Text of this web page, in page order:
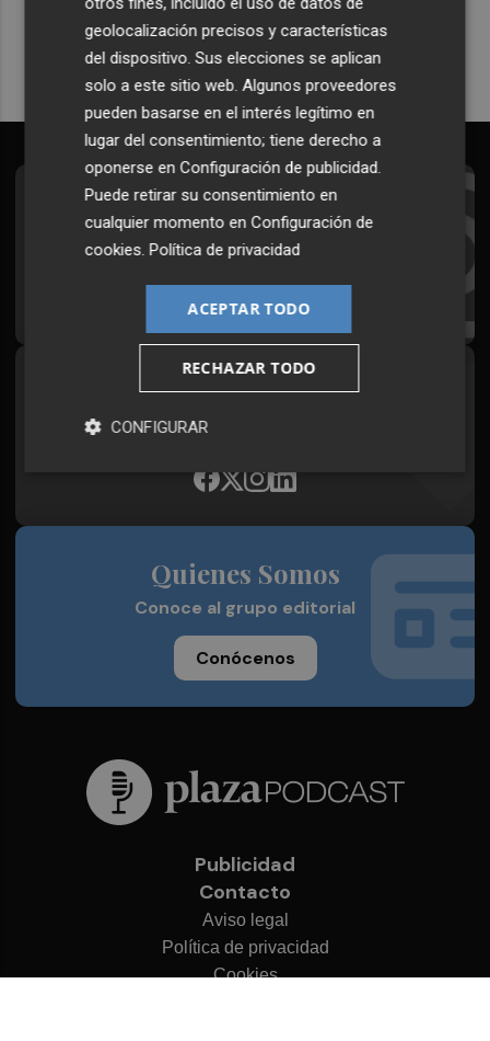
Quiero suscribirme
Suscríbete al Boletín
Todos los días a primera hora en tu email
Síguenos en redes
Plaza Podcast, desde cualquier medio
Quienes Somos
Conoce al grupo editorial
Conócenos
Publicidad
Contacto
Aviso legal
Política de privacidad
Cookies
geolocalización precisos y características
del dispositivo. Sus elecciones se aplican
solo a este sitio web. Algunos proveedores
pueden basarse en el interés legítimo en
lugar del consentimiento; tiene derecho a
oponerse enConfiguración de publicidad.
Puede retirar su consentimiento en
cualquier momento enConfiguración de
cookies.Política de privacidad
ACEPTAR TODO
RECHAZAR TODO
CONFIGURAR